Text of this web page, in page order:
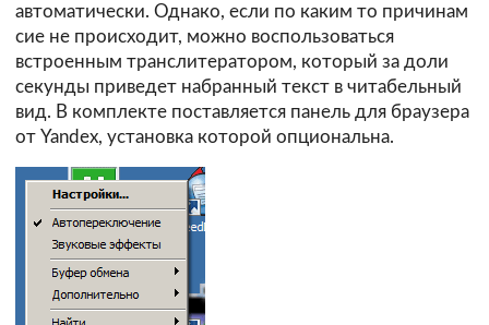
автоматически. Однако, если по каким то причинам
сие не происходит, можно воспользоваться
встроенным транслитератором, который за доли
секунды приведет набранный текст в читабельный
вид. В комплекте поставляется панель для браузера
от Yandex, установка которой опциональна.